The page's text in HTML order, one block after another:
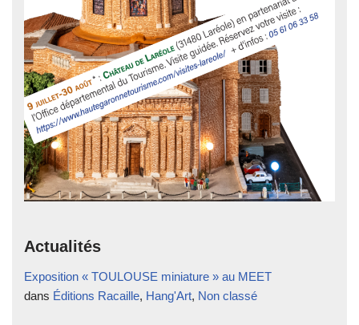
Actualités
Exposition « TOULOUSE miniature » au MEET
dans Éditions Racaille, Hang'Art, Non classé